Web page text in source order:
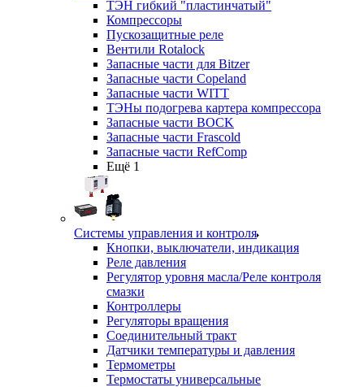
ТЭН гибкий "пластинчатый"
Компрессоры
Пускозащитные реле
Вентили Rotalock
Запасные части для Bitzer
Запасные части Copeland
Запасные части WITT
ТЭНы подогрева картера компрессора
Запасные части BOCK
Запасные части Frascold
Запасные части RefComp
Ещё 1
Системы управления и контроля
Кнопки, выключатели, индикация
Реле давления
Регулятор уровня масла/Реле контроля
смазки
Контроллеры
Регуляторы вращения
Соединительный тракт
Датчики температуры и давления
Термометры
Термостаты универсальные